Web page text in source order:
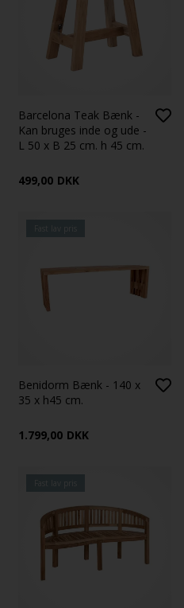
Barcelona Teak Bænk -
Kan bruges inde og ude -
L 50 x B 25 cm. h 45 cm.
499,00 DKK
Benidorm Bænk - 140 x
35 x h45 cm.
1.799,00 DKK